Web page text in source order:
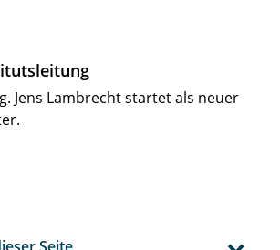
Jens Lambrecht startet als neuer